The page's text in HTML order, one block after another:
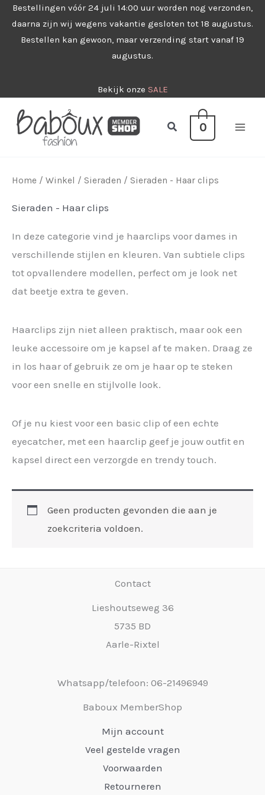
naar
Bestellingen vóór 24 juli 14:00 uur worden nog verzonden,
daarna zijn wij wegens vakantie gesloten tot 18 augustus.
Bestellen kan gewoon, maar verzending start vanaf 19
augustus.
Bekijk onze SALE
Zoeken0
Home / Winkel / Sieraden / Sieraden - Haar clips
Sieraden - Haar clips
In deze categorie vind je haarclips voor dames in
verschillende stijlen en kleuren. Van subtiele clips
tot opvallendere modellen, perfect om je look net
dat beetje extra te geven.
Haarclips zijn niet alleen praktisch, maar ook een
leuke accessoire om je kapsel af te maken. Draag ze
in los haar of gebruik ze om je haar op te steken
voor een snelle en stijlvolle look.
Of je nu kiest voor een basic clip of een echte
eyecatcher, met een haarclip geef je jouw outfit en
kapsel direct een verzorgde en trendy touch.
Geen producten gevonden die aan je
zoekcriteria voldoen.
Contact
Lieshoutseweg 36
5735 BD
Aarle-Rixtel
Whatsapp/telefoon: 06-21496949
Baboux MemberShop
Mijn account
Veel gestelde vragen
Voorwaarden
Retourneren